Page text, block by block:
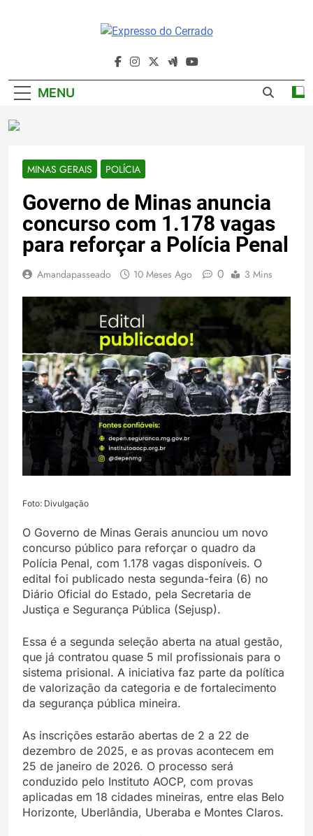
Expresso Do
Cerrado
MENU
MINAS GERAIS POLÍCIA
Governo de Minas anuncia
concurso com 1.178 vagas
para reforçar a Polícia Penal
Amandapasseado 10 Meses Ago 0 3 Mins
Foto: Divulgação
O Governo de Minas Gerais anunciou um novo
concurso público para reforçar o quadro da
Polícia Penal, com 1.178 vagas disponíveis. O
edital foi publicado nesta segunda-feira (6) no
Diário Oficial do Estado, pela Secretaria de
Justiça e Segurança Pública (Sejusp).
Essa é a segunda seleção aberta na atual gestão,
que já contratou quase 5 mil profissionais para o
sistema prisional. A iniciativa faz parte da política
de valorização da categoria e de fortalecimento
da segurança pública mineira.
As inscrições estarão abertas de 2 a 22 de
dezembro de 2025, e as provas acontecem em
25 de janeiro de 2026. O processo será
conduzido pelo Instituto AOCP, com provas
aplicadas em 18 cidades mineiras, entre elas Belo
Horizonte, Uberlândia, Uberaba e Montes Claros.